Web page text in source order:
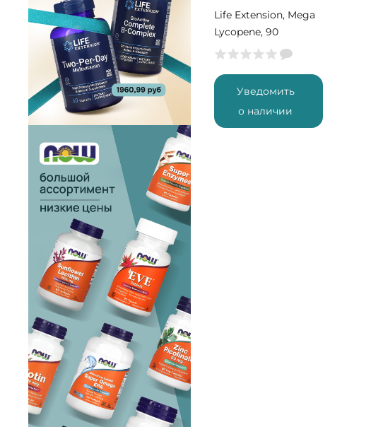
Life Extension, Mega
Lycopene, 90
софтгель (90
Уведомить
о наличии